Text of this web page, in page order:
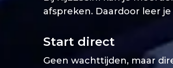
afspreken. Daardoor leer
Start direct
Geen wachttijden, maar